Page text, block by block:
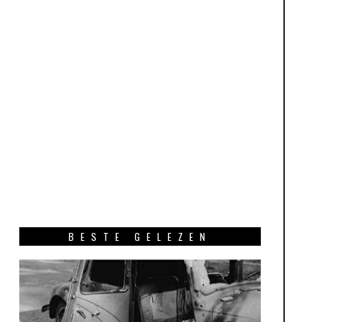
BESTE GELEZEN